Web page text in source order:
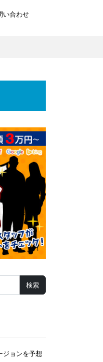
い合わせ
ジョンを予想